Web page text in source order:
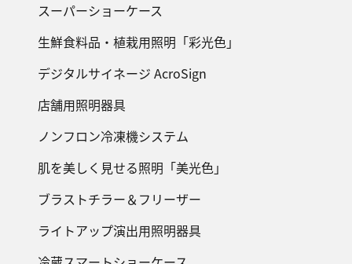
スーパーショーケース
生鮮食料品・植栽用照明「彩光色」
デジタルサイネージ AcroSign
店舗用照明器具
ノンフロン冷凍機システム
肌を美しく見せる照明「美光色」
ブラストチラー＆フリーザー
ライトアップ演出用照明器具